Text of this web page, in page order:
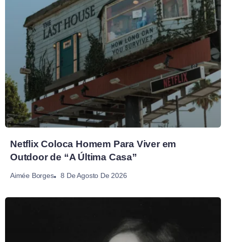
Netflix Coloca Homem Para Viver em
Outdoor de “A Última Casa”
Aimée Borges 8 De Agosto De 2026